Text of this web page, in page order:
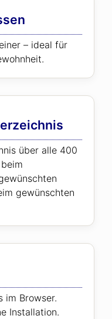
– ideal für
über alle 400
gewünschten
im Browser.
Installation.